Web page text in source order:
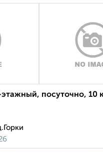
посуточно, 10